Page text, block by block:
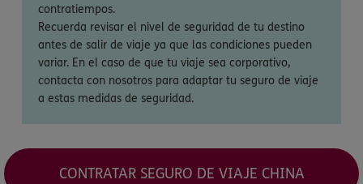
contratiempos.
Recuerda revisar el nivel de seguridad de tu destino
antes de salir de viaje ya que las condiciones pueden
variar. En el caso de que tu viaje sea corporativo,
contacta con nosotros para adaptar tu seguro de viaje
a estas medidas de seguridad.
CONTRATAR SEGURO DE VIAJE CHINA